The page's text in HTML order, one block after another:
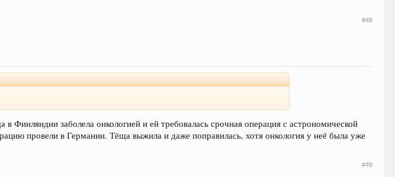
#48
Финляндии заболела онкологией и ей требовалась срочная операция с астрономической
провели в Германии. Тёща выжила и даже поправилась, хотя онкология у неё была уже
#49